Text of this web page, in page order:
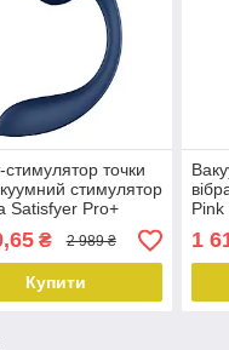
точки
стимулятор
Satisfyer Pro+
Connect App
₴ 2 989 ₴
Купити
Pink
1